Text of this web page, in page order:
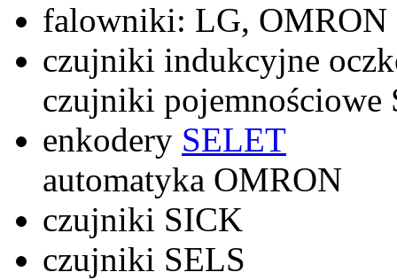
falowniki: LG, OMRON
czujniki indukcyjne
czujniki pojemnościowe
enkodery SELET
automatyka OMRON
czujniki SICK
czujniki SELS